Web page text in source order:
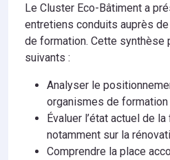
Le Cluster Eco-Bâtiment a
entretiens conduits auprès
de formation. Cette
suivants :
Analyser le
organismes de formation
Évaluer l’état actuel de
notamment sur la
Comprendre la place